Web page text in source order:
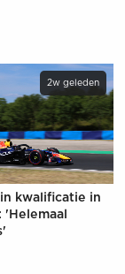
2w geleden
in kwalificatie in
'Helemaal